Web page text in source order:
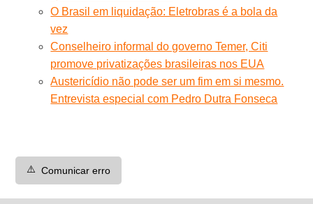
O Brasil em liquidação: Eletrobras é a bola da
vez
Conselheiro informal do governo Temer, Citi
promove privatizações brasileiras nos EUA
Austericídio não pode ser um fim em si mesmo.
Entrevista especial com Pedro Dutra Fonseca
⚠️ Comunicar erro